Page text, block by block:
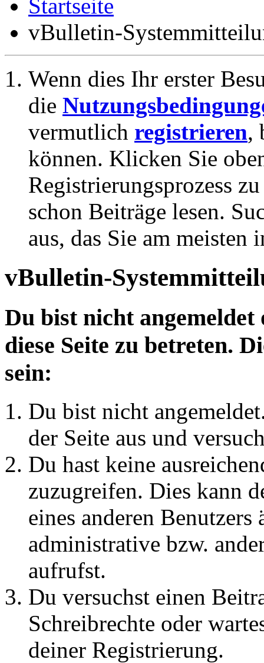
vBulletin-
Wenn dies Ihr erster
die
vermutlich registrieren,
können. Klicken Sie
Registrierungsprozess
schon Beiträge lesen.
aus, das Sie am meisten
vBulletin-
Du bist nicht angemeldet
diese Seite zu betreten.
sein:
Du bist nicht
der Seite aus und
Du hast keine
zuzugreifen. Dies kann
eines anderen Benutzers
administrative bzw.
aufrufst.
Du versuchst einen
Schreibrechte oder
deiner Registrierung.